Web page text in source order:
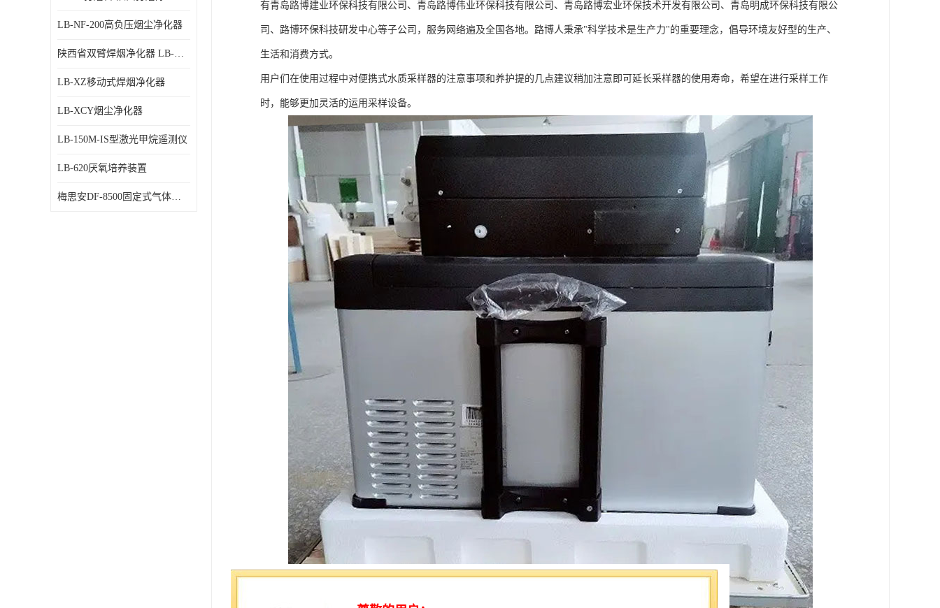
LB-NF-200高负压烟尘净化器
陕西省双臂焊烟净化器 LB-XZX
LB-XZ移动式焊烟净化器
LB-XCY烟尘净化器
LB-150M-IS型激光甲烷遥测仪
LB-620厌氧培养装置
梅思安DF-8500固定式气体检测仪
有青岛路博建业环保科技有限公司、青岛路博伟业环保科技有限公司、青岛路博宏业环保技术开发有限公司、青岛明成环保科技有限公
司、路博环保科技研发中心等子公司，服务网络遍及全国各地。路博人秉承"科学技术是生产力"的重要理念，倡导环境友好型的生产、
生活和消费方式。
用户们在使用过程中对便携式水质采样器的注意事项和养护提的几点建议稍加注意即可延长采样器的使用寿命，希望在进行采样工作
时，能够更加灵活的运用采样设备。